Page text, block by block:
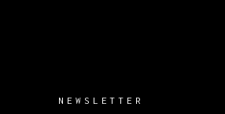
NEWSLETTER